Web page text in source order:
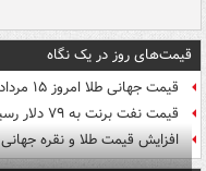
قیمت‌های روز در یک نگاه
قیمت جهانی طلا امروز ۱۵ مرداد
قیمت نفت برنت به ۷۹ دلار رسید
افزایش قیمت طلا و نقره جهانی